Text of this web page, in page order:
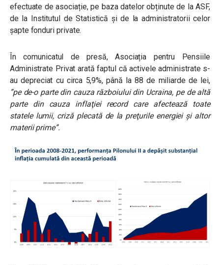
efectuate de asociație, pe baza datelor obținute de la ASF,
de la Institutul de Statistică și de la administratorii celor
șapte fonduri private.
În comunicatul de presă, Asociația pentru Pensiile
Administrate Privat arată faptul că activele administrate s-
au depreciat cu circa 5,9%, până la 88 de miliarde de lei,
”pe de-o parte din cauza războiului din Ucraina, pe de altă
parte din cauza inflaţiei record care afectează toate
statele lumii, criză plecată de la preţurile energiei şi altor
materii prime”.